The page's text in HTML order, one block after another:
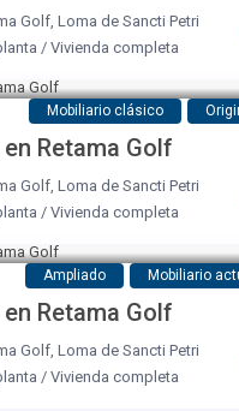
Golf, Loma de Sancti Petri
/ Vivienda completa
Mobiliario clásico
Retama Golf
Golf, Loma de Sancti Petri
/ Vivienda completa
Ampliado Mobiliario
Retama Golf
Golf, Loma de Sancti Petri
/ Vivienda completa